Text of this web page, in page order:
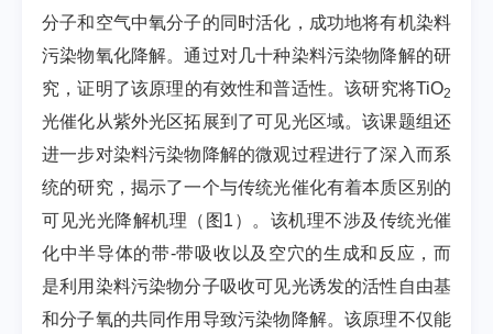
分子和空气中氧分子的同时活化，成功地将有机染料
污染物氧化降解。通过对几十种染料污染物降解的研
究，证明了该原理的有效性和普适性。该研究将TiO2
光催化从紫外光区拓展到了可见光区域。该课题组还
进一步对染料污染物降解的微观过程进行了深入而系
统的研究，揭示了一个与传统光催化有着本质区别的
可见光光降解机理（图1）。该机理不涉及传统光催
化中半导体的带-带吸收以及空穴的生成和反应，而
是利用染料污染物分子吸收可见光诱发的活性自由基
和分子氧的共同作用导致污染物降解。该原理不仅能